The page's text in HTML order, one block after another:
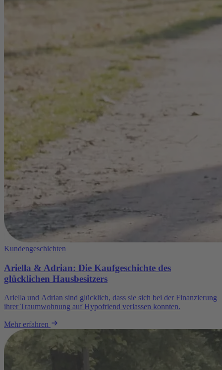
Kundengeschichten
Ariella & Adrian: Die Kaufgeschichte des
glücklichen Hausbesitzers
Ariella und Adrian sind glücklich, dass sie sich bei der Finanzierung
ihrer Traumwohnung auf Hypofriend verlassen konnten.
Mehr erfahren